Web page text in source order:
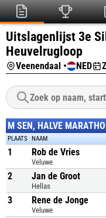
Uitslagenlijst 3e
Heuvelrugloop
Veenendaal • NED
M SEN, HALVE
PLAATS NAAM
1 Rob de Vries
Veluwe
2 Jan de Groot
Hellas
3 Rene de Jonge
Veluwe